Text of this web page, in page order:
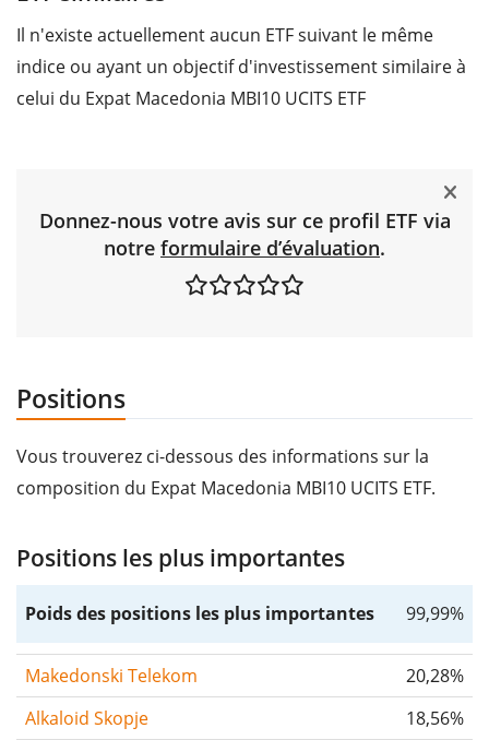
Il n'existe actuellement aucun ETF suivant le même
indice ou ayant un objectif d'investissement similaire à
celui du Expat Macedonia MBI10 UCITS ETF
Donnez-nous votre avis sur ce profil ETF via
notre formulaire d’évaluation.
Positions
Vous trouverez ci-dessous des informations sur la
composition du Expat Macedonia MBI10 UCITS ETF.
Positions les plus importantes
Poids des positions les plus importantes 99,99%
Makedonski Telekom
20,28%
Alkaloid Skopje
18,56%